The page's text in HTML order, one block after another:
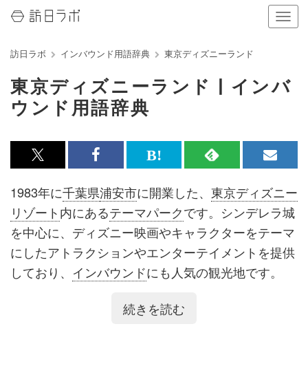
ナ
ビ
ョ
示
切
替
え
訪日ラボ インバウンド用語辞典 東京ディズニーランド
東京ディズニーランド | インバ
ウンド用語辞典
x<br>
で
記
事
を
シ
Facebook<br>
で
記
事
を
シ
は
て
な
ブ
ッ
ク
ー
RSS
で
記
事
を
購
メ
ル
マ
ガ
登
録
1983年に千葉県浦安市に開業した、 東京ディズニー
リゾート内にあるテーマパークです。シンデレラ城
を中心に、ディズニー映画やキャラクターをテーマ
にしたアトラクションやエンターテイメントを提供
しており、 インバウンドにも人気の観光地です。
続きを読む